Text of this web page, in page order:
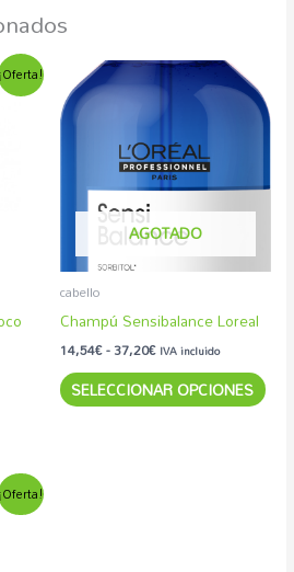
AGOTADO
cabello
Champú Sensibalance Loreal
14,54€-37,20€
Rango
de
precios:
desde
14,54€
hasta
37,20€
IVA incluido
SELECCIONAR OPCIONES
se
la